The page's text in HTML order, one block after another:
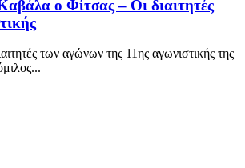
ο Φίτσας – Οι διαιτητές
των αγώνων της 11ης αγωνιστικής της